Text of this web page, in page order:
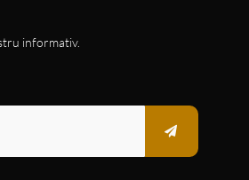
informativ.